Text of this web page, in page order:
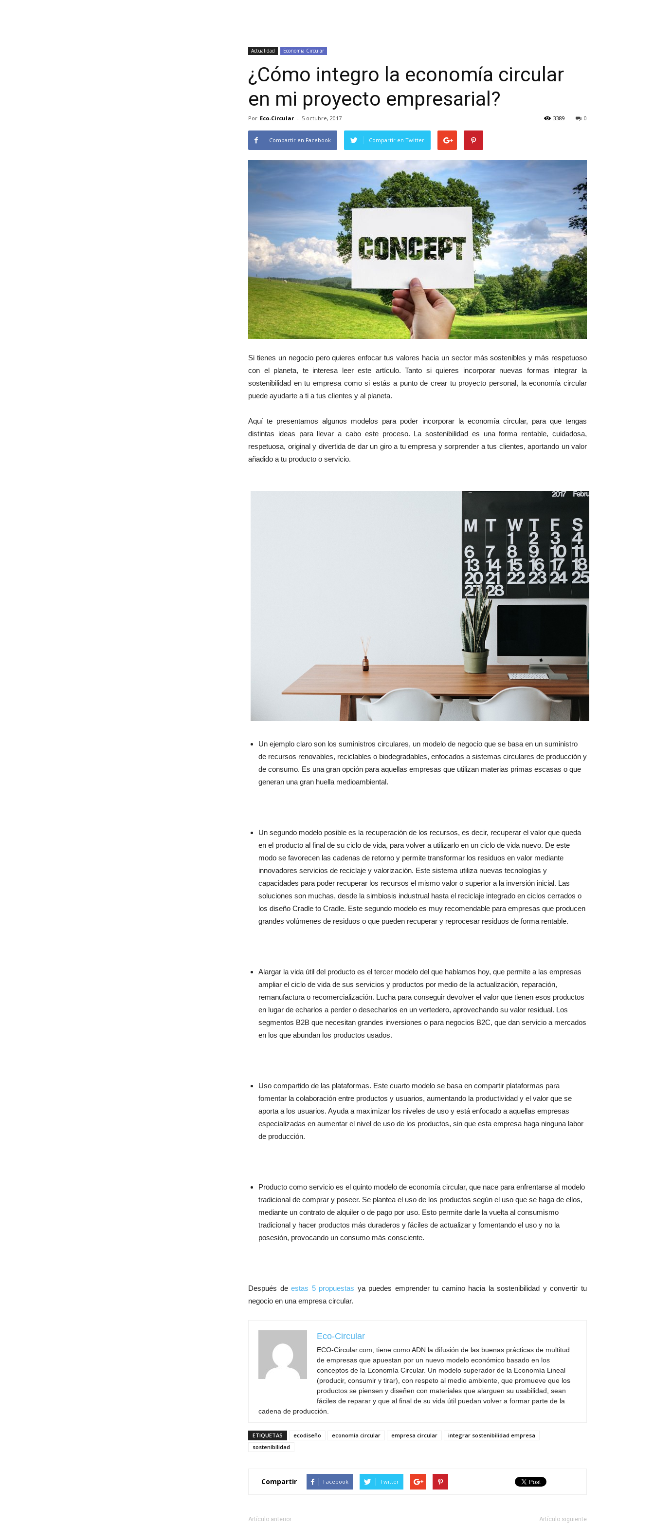
Actualidad Economia Circular
¿Cómo integro la economía circular
en mi proyecto empresarial?
Por Eco-Circular - 5 octubre, 2017 0
3389
Compartir en Facebook Compartir en Twitter
Si tienes un negocio pero quieres enfocar tus valores hacia un sector más sostenibles y más respetuoso
con el planeta, te interesa leer este artículo. Tanto si quieres incorporar nuevas formas integrar la
sostenibilidad en tu empresa como si estás a punto de crear tu proyecto personal, la economía circular
puede ayudarte a ti a tus clientes y al planeta.
Aquí te presentamos algunos modelos para poder incorporar la economía circular, para que tengas
distintas ideas para llevar a cabo este proceso. La sostenibilidad es una forma rentable, cuidadosa,
respetuosa, original y divertida de dar un giro a tu empresa y sorprender a tus clientes, aportando un valor
añadido a tu producto o servicio.
Un ejemplo claro son los suministros circulares, un modelo de negocio que se basa en un suministro
de recursos renovables, reciclables o biodegradables, enfocados a sistemas circulares de producción y
de consumo. Es una gran opción para aquellas empresas que utilizan materias primas escasas o que
generan una gran huella medioambiental.
Un segundo modelo posible es la recuperación de los recursos, es decir, recuperar el valor que queda
en el producto al final de su ciclo de vida, para volver a utilizarlo en un ciclo de vida nuevo. De este
modo se favorecen las cadenas de retorno y permite transformar los residuos en valor mediante
innovadores servicios de reciclaje y valorización. Este sistema utiliza nuevas tecnologías y
capacidades para poder recuperar los recursos el mismo valor o superior a la inversión inicial. Las
soluciones son muchas, desde la simbiosis industrual hasta el reciclaje integrado en ciclos cerrados o
los diseño Cradle to Cradle. Este segundo modelo es muy recomendable para empresas que producen
grandes volúmenes de residuos o que pueden recuperar y reprocesar residuos de forma rentable.
Alargar la vida útil del producto es el tercer modelo del que hablamos hoy, que permite a las empresas
ampliar el ciclo de vida de sus servicios y productos por medio de la actualización, reparación,
remanufactura o recomercialización. Lucha para conseguir devolver el valor que tienen esos productos
en lugar de echarlos a perder o desecharlos en un vertedero, aprovechando su valor residual. Los
segmentos B2B que necesitan grandes inversiones o para negocios B2C, que dan servicio a mercados
en los que abundan los productos usados.
Uso compartido de las plataformas. Este cuarto modelo se basa en compartir plataformas para
fomentar la colaboración entre productos y usuarios, aumentando la productividad y el valor que se
aporta a los usuarios. Ayuda a maximizar los niveles de uso y está enfocado a aquellas empresas
especializadas en aumentar el nivel de uso de los productos, sin que esta empresa haga ninguna labor
de producción.
Producto como servicio es el quinto modelo de economía circular, que nace para enfrentarse al modelo
tradicional de comprar y poseer. Se plantea el uso de los productos según el uso que se haga de ellos,
mediante un contrato de alquiler o de pago por uso. Esto permite darle la vuelta al consumismo
tradicional y hacer productos más duraderos y fáciles de actualizar y fomentando el uso y no la
posesión, provocando un consumo más consciente.
Después deestas 5 propuestas ya puedes emprender tu camino hacia la sostenibilidad y convertir tu
negocio en una empresa circular.
Eco-Circular
ECO-Circular.com, tiene como ADN la difusión de las buenas prácticas de multitud
de empresas que apuestan por un nuevo modelo económico basado en los
conceptos de la Economía Circular. Un modelo superador de la Economía Lineal
(producir, consumir y tirar), con respeto al medio ambiente, que promueve que los
productos se piensen y diseñen con materiales que alarguen su usabilidad, sean
fáciles de reparar y que al final de su vida útil puedan volver a formar parte de la
cadena de producción.
ETIQUETAS ecodiseño economía circular empresa circular
integrar sostenibilidad empresa
sostenibilidad
Compartir Facebook Twitter
Artículo anterior Artículo siguiente